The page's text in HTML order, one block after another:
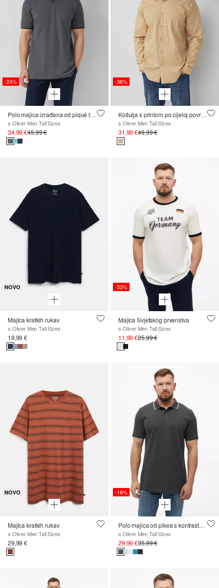
-24%
Polo majica izrađena od piqué tkanine s plamenastom teksturom
s.Oliver Men Tall Sizes
34,99 €45,99 €
-36%
Košulja s printom po cijeloj površini
s.Oliver Men Tall Sizes
31,99 €49,99 €
NOVO
Majica kratkih rukav
s.Oliver Men Tall Sizes
19,99 €
-53%
Majica Svjetskog prvenstva
s.Oliver Men Tall Sizes
11,99 €25,99 €
NOVO
Majica kratkih rukav
s.Oliver Men Tall Sizes
29,99 €
-16%
Polo majica od pikea s kontrastnim detaljima
s.Oliver Men Tall Sizes
29,99 €35,99 €